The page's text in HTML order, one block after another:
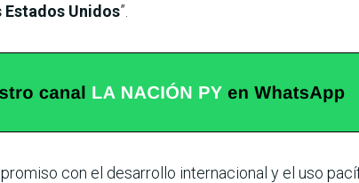
Estados Unidos”.
con el desarrollo internacional y el uso